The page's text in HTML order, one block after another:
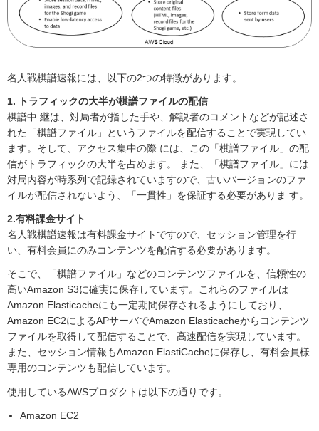
名人戦棋譜速報には、以下の2つの特徴があります。
1. トラフィックの大半が棋譜ファイルの配信
棋譜中 継は、対局者が指した手や、解説者のコメントなどが記述さ
れた「棋譜ファイル」というファイルを配信することで実現してい
ます。そして、アクセス集中の際 には、この「棋譜ファイル」の配
信がトラフィックの大半を占めます。 また、「棋譜ファイル」には
対局内容が時系列で記録されていますので、古いバージョンのファ
イルが配信されないよう、「一貫性」を保証する必要がありま す。
2.有料課金サイト
名人戦棋譜速報は有料課金サイトですので、セッション管理を行
い、有料会員にのみコンテンツを配信する必要があります。
そこで、「棋譜ファイル」などのコンテンツファイルを、信頼性の
高いAmazon S3に確実に保存しています。これらのファイルは
Amazon Elasticacheにも一定期間保存されるようにしており、
Amazon EC2によるAPサーバでAmazon Elasticacheからコンテンツ
ファイルを取得して配信することで、高速配信を実現しています。
また、セッション情報もAmazon ElastiCacheに保存し、有料会員様
専用のコンテンツも配信しています。
使用しているAWSプロダクトは以下の通りです。
Amazon EC2